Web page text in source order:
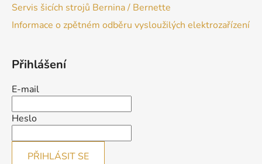
Servis šicích strojů Bernina / Bernette
Informace o zpětném odběru vysloužilých elektrozařízení
Přihlášení
E-mail
Heslo
PŘIHLÁSIT SE